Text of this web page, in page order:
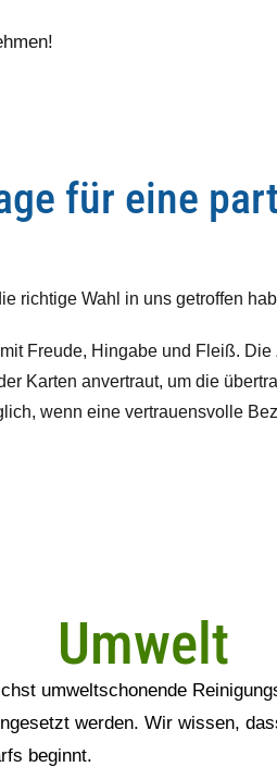
für eine
richtige Wahl in uns getroffen
Freude, Hingabe und Fleiß.
Karten anvertraut, um die
wenn eine vertrauensvolle
Umwelt
umweltschonende
werden. Wir wissen,
beginnt.